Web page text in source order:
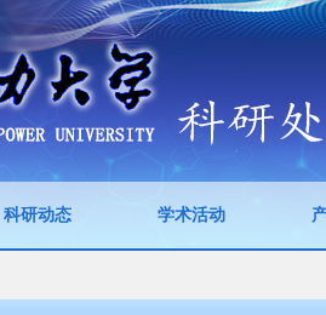
科研动态 学术活动